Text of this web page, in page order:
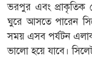
ভরপুর এবং প্রাকৃতিক
ঘুরে আসতে পারেন
সময় এসব পর্যটন
ভালো হয়ে যাবে।